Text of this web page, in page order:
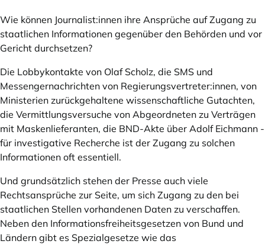
Wie können Journalist:innen ihre Ansprüche auf Zugang zu
staatlichen Informationen gegenüber den Behörden und vor
Gericht durchsetzen?
Die Lobbykontakte von Olaf Scholz, die SMS und
Messengernachrichten von Regierungsvertreter:innen, von
Ministerien zurückgehaltene wissenschaftliche Gutachten,
die Vermittlungsversuche von Abgeordneten zu Verträgen
mit Maskenlieferanten, die BND-Akte über Adolf Eichmann -
für investigative Recherche ist der Zugang zu solchen
Informationen oft essentiell.
Und grundsätzlich stehen der Presse auch viele
Rechtsansprüche zur Seite, um sich Zugang zu den bei
staatlichen Stellen vorhandenen Daten zu verschaffen.
Neben den Informationsfreiheitsgesetzen von Bund und
Ländern gibt es Spezialgesetze wie das